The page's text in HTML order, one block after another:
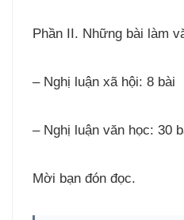
Phần II. Những bài làm
– Nghị luận xã hội: 8 bài
– Nghị luận văn học: 30
Mời bạn đón đọc.